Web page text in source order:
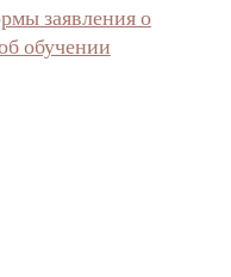
заявления о
обучении